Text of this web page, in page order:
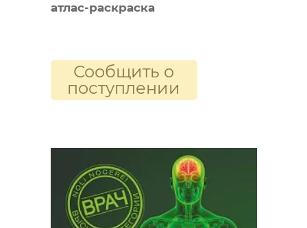
атлас-раскраска
Сообщить о
поступлении